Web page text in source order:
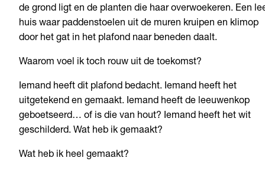
de grond ligt en de planten die haar overwoekeren. Een
huis waar paddenstoelen uit de muren kruipen en klimop
door het gat in het plafond naar beneden daalt.
Waarom voel ik toch rouw uit de toekomst?
Iemand heeft dit plafond bedacht. Iemand heeft het
uitgetekend en gemaakt. Iemand heeft de leeuwenkop
geboetseerd… of is die van hout? Iemand heeft het wit
geschilderd. Wat heb ik gemaakt?
Wat heb ik heel gemaakt?